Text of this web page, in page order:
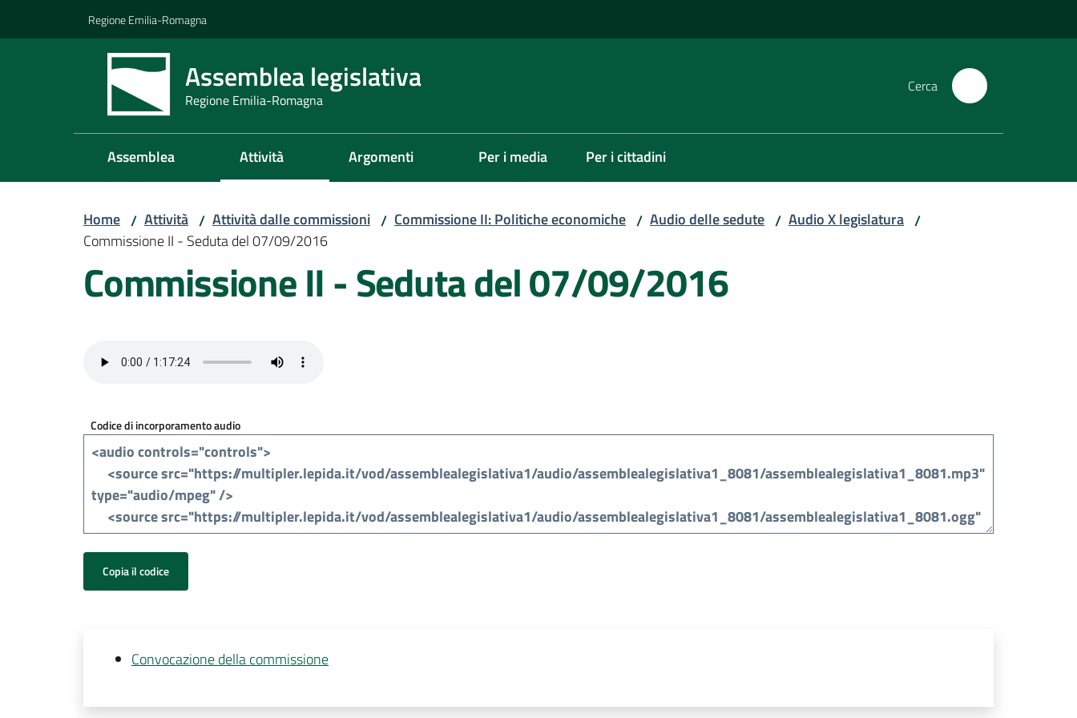
Regione Emilia-Romagna
Assemblea legislativa
Regione Emilia-Romagna
Cerca
Assemblea Attività Argomenti Per i media Per i cittadini
Home / Attività / Attività dalle commissioni / Commissione II: Politiche economiche / Audio delle sedute / Audio X legislatura /
Commissione II - Seduta del 07/09/2016
Commissione II - Seduta del 07/09/2016
Codice di incorporamento audio
Copia il codice
Convocazione della commissione